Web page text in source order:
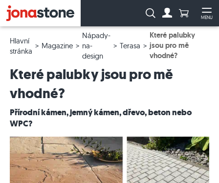
MENU
Vyhledávání:Počet
Hlavní
stránka
Magazine
Nápady-
na-
design
Terasa
Které palubky
jsou pro mě
vhodné?
Které palubky jsou pro mě
vhodné?
Přírodní kámen, jemný kámen, dřevo, beton nebo
WPC?